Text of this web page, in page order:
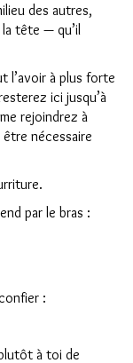
des autres,
tête — qu’il
l’avoir à plus forte
ici jusqu’à
rejoindrez à
nécessaire
par le bras :
:
à toi de